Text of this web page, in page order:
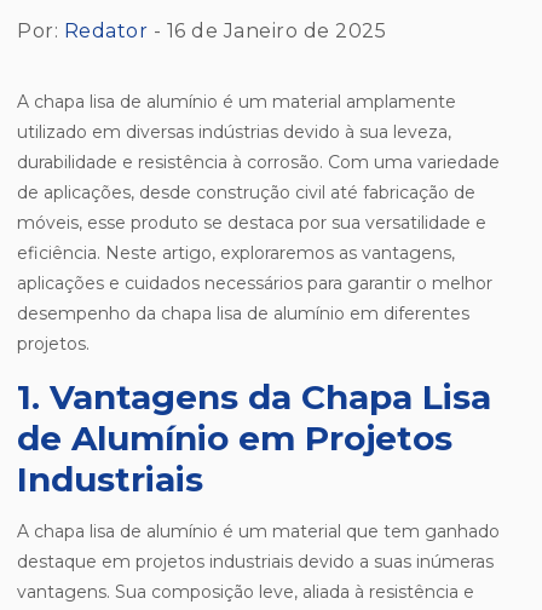
Por: Redator - 16 de Janeiro de 2025
A chapa lisa de alumínio é um material amplamente
utilizado em diversas indústrias devido à sua leveza,
durabilidade e resistência à corrosão. Com uma variedade
de aplicações, desde construção civil até fabricação de
móveis, esse produto se destaca por sua versatilidade e
eficiência. Neste artigo, exploraremos as vantagens,
aplicações e cuidados necessários para garantir o melhor
desempenho da chapa lisa de alumínio em diferentes
projetos.
1. Vantagens da Chapa Lisa
de Alumínio em Projetos
Industriais
A chapa lisa de alumínio é um material que tem ganhado
destaque em projetos industriais devido a suas inúmeras
vantagens. Sua composição leve, aliada à resistência e